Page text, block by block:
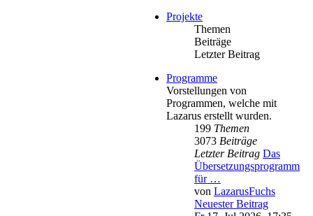
Projekte
Themen
Beiträge
Letzter Beitrag
Programme
Vorstellungen von
Programmen, welche mit
Lazarus erstellt wurden.
199 Themen
3073 Beiträge
Letzter Beitrag Das
Übersetzungsprogramm
für …
von LazarusFuchs
Neuester Beitrag